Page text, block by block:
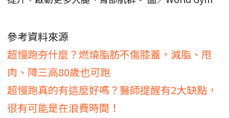
參考資料來源
超慢跑夯什麼？燃燒脂肪不傷膝蓋，減脂、甩
肉、降三高80歲也可跑
超慢跑真的有這麼好嗎？醫師提醒有2大缺點，
很有可能是在浪費時間！